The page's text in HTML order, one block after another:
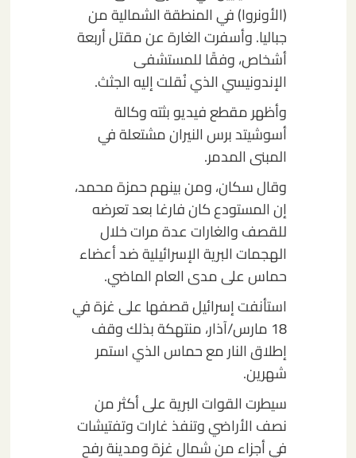
(الأونروا) في المنطقة الشمالية من
جباليا. وأسفرت الغارة عن مقتل أربعة
أشخاص، وفقًا للمستشفى
الإندونيسي الذي نُقلت إليه الجثث.
وأظهر مقطع فيديو بثته وكالة
أسوشيتد برس النيران مشتعلة في
المبنى المدمر.
وقال سكان، ومن بينهم حمزة محمد،
إن المستودع كان فارغا بعد تعرضه
للقصف والغارات عدة مرات خلال
الهجمات البرية الإسرائيلية ضد أعضاء
حماس على مدى العام الماضي.
استأنفت إسرائيل قصفها على غزة في
18 مارس/آذار، منتهكة بذلك وقف
إطلاق النار مع حماس الذي استمر
شهرين.
سيطرت القوات البرية على أكثر من
نصف الأراضي وتنفذ غارات وتفتيشات
في أجزاء من شمال غزة ومدينة رفح